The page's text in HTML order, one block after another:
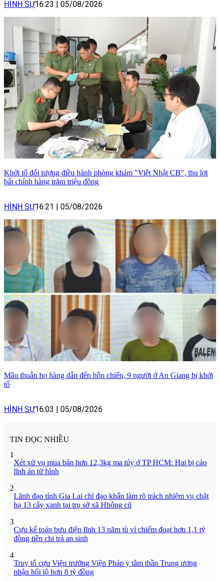
HÌNH SỰ16:23 05/08/2026
Khởi tố đối tượng điều hành phòng khám "Việt Nhật CB", thu lợi
bất chính hàng trăm triệu đồng
HÌNH SỰ16:21 05/08/2026
Mâu thuẫn họ hàng dẫn đến hỗn chiến, 9 người ở An Giang bị khởi
tố
HÌNH SỰ16:03 05/08/2026
TIN ĐỌC NHIỀU
1
Xét xử vụ mua bán hơn 12,3kg ma túy ở TP HCM: Hai bị cáo
lĩnh án tử hình
2
Lãnh đạo tỉnh Gia Lai chỉ đạo khẩn làm rõ trách nhiệm vụ chặt
hạ 13 cây xanh tại trụ sở xã Hbông cũ
3
Cựu kế toán bưu điện lĩnh 13 năm tù vì chiếm đoạt hơn 1,1 tỷ
đồng tiền chi trả an sinh
4
Truy tố cựu Viện trưởng Viện Pháp y tâm thần Trung ương
nhận hối lộ hơn 8 tỷ đồng